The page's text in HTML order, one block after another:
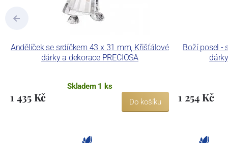
Andělíček se srdíčkem 43 x 31 mm, Křišťálové
dárky a dekorace PRECIOSA
Skladem 1 ks
1 435 Kč Do košíku
Boží posel -
1 254 Kč